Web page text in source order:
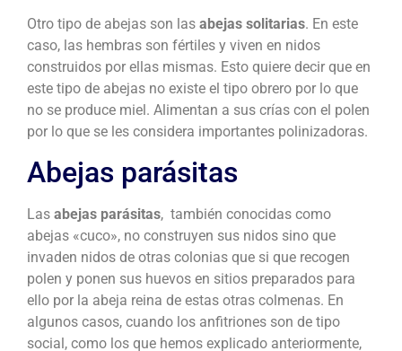
Otro tipo de abejas son las abejas solitarias. En este
caso, las hembras son fértiles y viven en nidos
construidos por ellas mismas. Esto quiere decir que en
este tipo de abejas no existe el tipo obrero por lo que
no se produce miel. Alimentan a sus crías con el polen
por lo que se les considera importantes polinizadoras.
Abejas parásitas
Las abejas parásitas, también conocidas como
abejas «cuco», no construyen sus nidos sino que
invaden nidos de otras colonias que si que recogen
polen y ponen sus huevos en sitios preparados para
ello por la abeja reina de estas otras colmenas. En
algunos casos, cuando los anfitriones son de tipo
social, como los que hemos explicado anteriormente,